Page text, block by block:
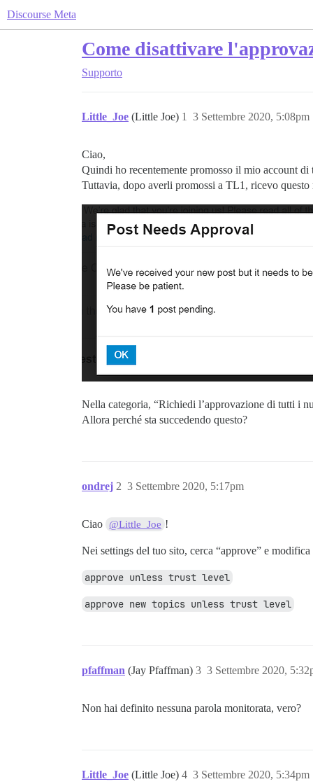
Discourse Meta
Come disattivare
Supporto
Little_Joe (Little Joe) 3 Settembre 2020, 5:08pm
1
Ciao,
Quindi ho recentemente promosso il mio account
Tuttavia, dopo averli promossi a TL1, ricevo questo
Nella categoria, “Richiedi l’approvazione di tutti i
Allora perché sta succedendo questo?
ondrej 3 Settembre 2020, 5:17pm
2
Ciao @Little_Joe !
Nei settings del tuo sito, cerca “approve” e
approve unless trust level
approve new topics unless trust level
pfaffman (Jay Pfaffman) 3 Settembre 2020,
3
Non hai definito nessuna parola monitorata, vero?
Little_Joe (Little Joe) 3 Settembre 2020, 5:34pm
4